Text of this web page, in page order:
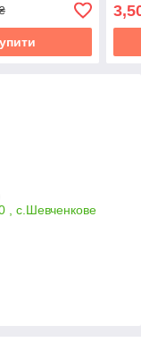
, с.Шевченкове